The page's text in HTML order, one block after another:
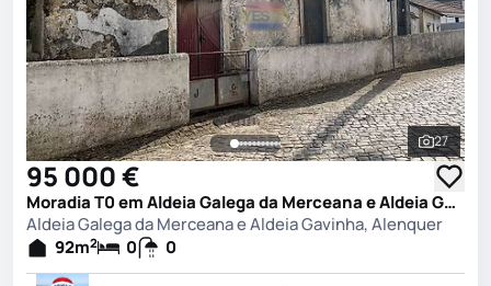
Ver
27
95 000 €
Moradia T0 em Aldeia Galega da Merceana e Aldeia Gavinha, Alenquer
Aldeia Galega da Merceana e Aldeia Gavinha, Alenquer
92m2 0 0